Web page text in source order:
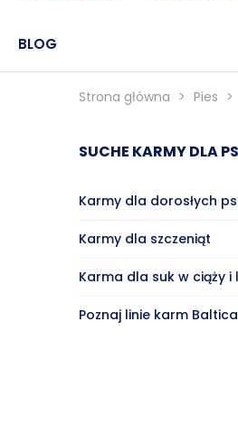
BLOG
Strona główna > Pies >
SUCHE KARMY DLA
Karmy dla dorosłych
Karmy dla szczeniąt
Karma dla suk w ciąży i
Poznaj linie karm Baltica